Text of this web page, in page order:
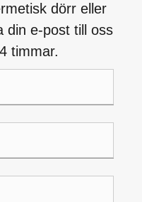
dörr eller
din e-post till oss
timmar.